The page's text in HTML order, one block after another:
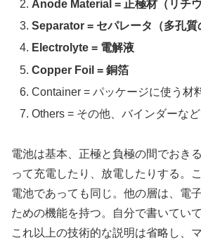
Anode Material = 正極材（リチウ
Separator = セパレータ（多孔質
Electrolyte = 電解液
Copper Foil = 銅箔
Container = パッケージに使う材
Others = その他、バインダーなど
電池は基本、正極と負極の間でおき
って充電したり、放電したりする。
電池であっても同じ。他の層は、電
ための機能を持つ。自分で書いてい
これ以上の技術的な説明は省略し、